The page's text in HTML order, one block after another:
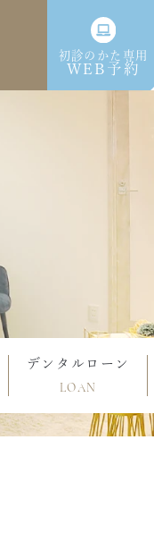
初診のかた専用
WEB予約
デンタルローン
LOAN